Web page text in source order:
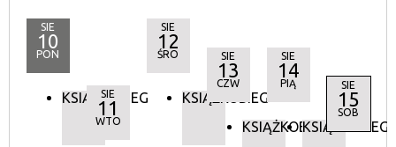
SIE
10
PON
KSIĄŻKOBIEG
SIE
11
WTO
SIE
12
ŚRO
KSIĄŻKOBIEG
SIE
13
CZW
KSIĄŻKOBIEG
SIE
14
PIĄ
KSIĄŻKOBIEG
SIE
15
SOB